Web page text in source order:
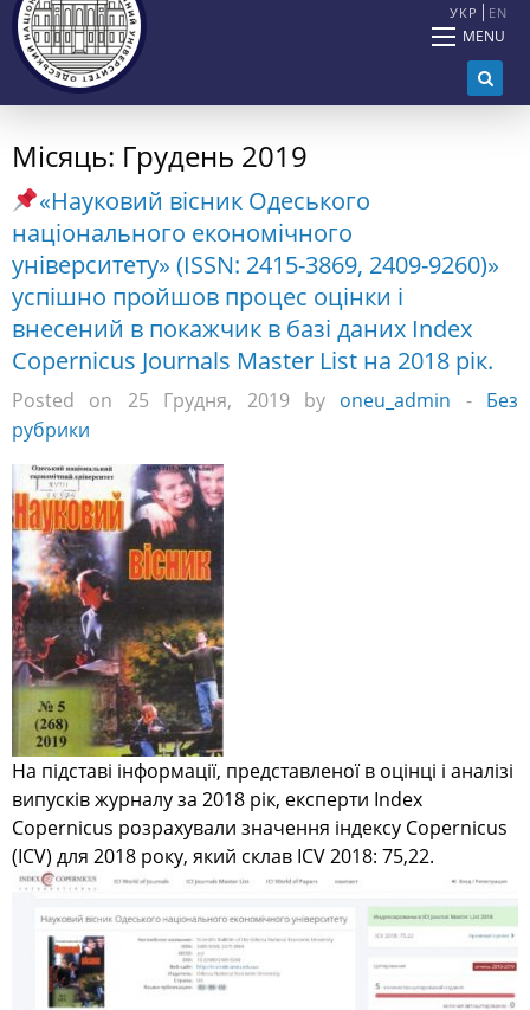
УКР EN
MENU
Місяць: Грудень 2019
«Науковий вісник Одеського
національного економічного
університету» (ISSN: 2415-3869, 2409-9260)»
успішно пройшов процес оцінки і
внесений в покажчик в базі даних Index
Copernicus Journals Master List на 2018 рік.
Posted on 25 Грудня, 2019 by oneu_admin - Без
рубрики
На підставі інформації, представленої в оцінці і аналізі
випусків журналу за 2018 рік, експерти Index
Copernicus розрахували значення індексу Copernicus
(ICV) для 2018 року, який склав ICV 2018: 75,22.